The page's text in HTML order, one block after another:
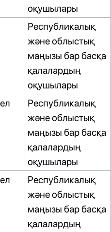
оқушылары
Республикалық
және облыстық
маңызы бар басқа
қалалардың
оқушылары
Республикалық
және облыстық
маңызы бар басқа
қалалардың
оқушылары
Республикалық
және облыстық
маңызы бар басқа
қалалардың